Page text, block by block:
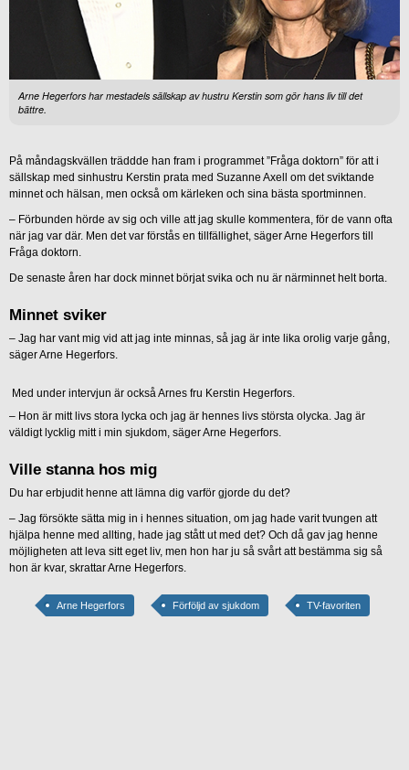
Arne Hegerfors har mestadels sällskap av hustru Kerstin som gör hans liv till det
bättre.
På måndagskvällen träddde han fram i programmet ”Fråga doktorn” för att i
sällskap med sinhustru Kerstin prata med Suzanne Axell om det sviktande
minnet och hälsan, men också om kärleken och sina bästa sportminnen.
– Förbunden hörde av sig och ville att jag skulle kommentera, för de vann ofta
när jag var där. Men det var förstås en tillfällighet, säger Arne Hegerfors till
Fråga doktorn.
De senaste åren har dock minnet börjat svika och nu är närminnet helt borta.
Minnet sviker
– Jag har vant mig vid att jag inte minnas, så jag är inte lika orolig varje gång,
säger Arne Hegerfors.
Med under intervjun är också Arnes fru Kerstin Hegerfors.
– Hon är mitt livs stora lycka och jag är hennes livs största olycka. Jag är
väldigt lycklig mitt i min sjukdom, säger Arne Hegerfors.
Ville stanna hos mig
Du har erbjudit henne att lämna dig varför gjorde du det?
– Jag försökte sätta mig in i hennes situation, om jag hade varit tvungen att
hjälpa henne med allting, hade jag stått ut med det? Och då gav jag henne
möjligheten att leva sitt eget liv, men hon har ju så svårt att bestämma sig så
hon är kvar, skrattar Arne Hegerfors.
Arne Hegerfors Förföljd av sjukdom TV-favoriten